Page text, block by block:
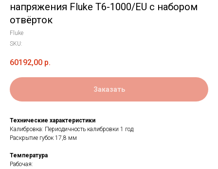
напряжения Fluke T6-1000/EU с набором
отвёрток
Fluke
SKU:
60192,00 р.
Заказать
Технические характеристики
Калибровка: Периодичность калибровки 1 год
Раскрытие губок 17,8 мм
Температура
Рабочая: